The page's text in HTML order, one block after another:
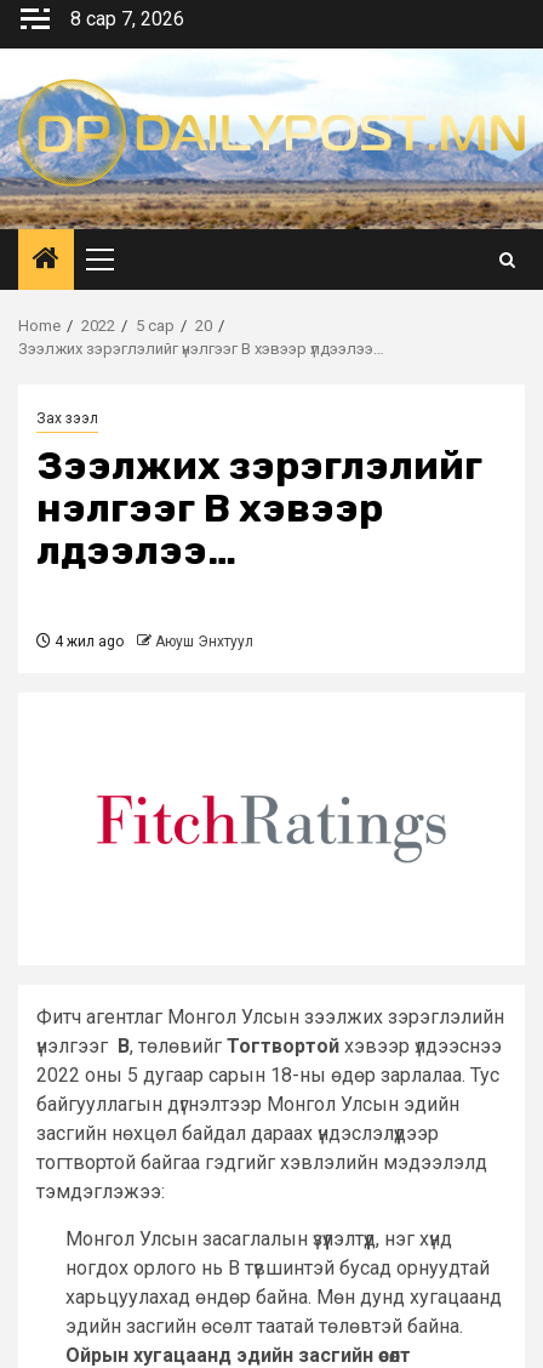
Skip
8 сар 7, 2026
Primary
Menu
Home 2022 5 сар
20
Зээлжих зэрэглэлийг үнэлгээг B хэвээр үлдээлээ…
Зах зээл
Зээлжих зэрэглэлийг
үнэлгээг B хэвээр
үлдээлээ…
4 жил ago Аюуш Энхтуул
Фитч агентлаг Монгол Улсын зээлжих зэрэглэлийн
үнэлгээг B, төлөвийг Тогтвортой хэвээр үлдээснээ
2022 оны 5 дугаар сарын 18-ны өдөр зарлалаа. Тус
байгууллагын дүгнэлтээр Монгол Улсын эдийн
засгийн нөхцөл байдал дараах үндэслэлүүдээр
тогтвортой байгаа гэдгийг хэвлэлийн мэдээлэлд
тэмдэглэжээ:
Монгол Улсын засаглалын үзүүлэлтүүд, нэг хүнд
ногдох орлого нь В түвшинтэй бусад орнуудтай
харьцуулахад өндөр байна. Мөн дунд хугацаанд
эдийн засгийн өсөлт таатай төлөвтэй байна.
Ойрын хугацаанд эдийн засгийн өсөлт